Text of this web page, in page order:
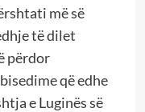
më së
të dilet
përdor
që edhe
e Luginës së